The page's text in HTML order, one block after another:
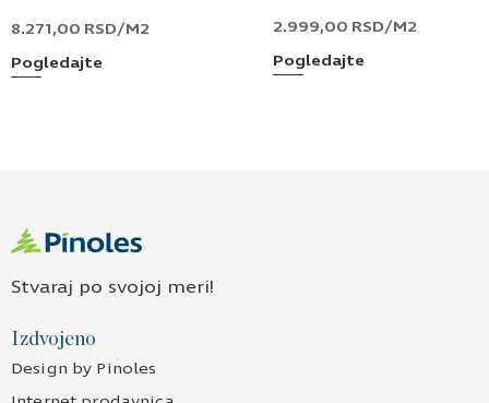
8.271,00 RSD/M2
Pogledajte
2.999,00 RSD/M2
Pogledajte
Stvaraj po svojoj meri!
Izdvojeno
Design by Pinoles